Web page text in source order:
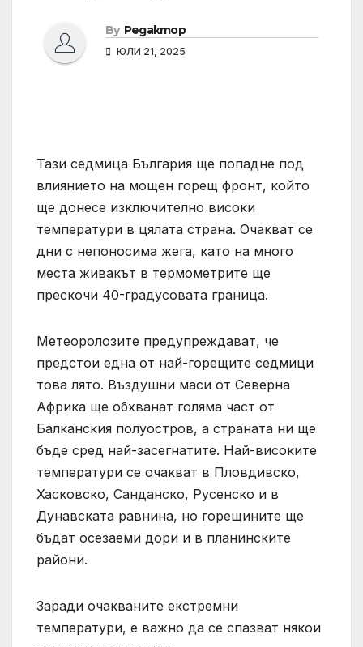
By Редактор
ЮЛИ 21, 2025
Тази седмица България ще попадне под
влиянието на мощен горещ фронт, който
ще донесе изключително високи
температури в цялата страна. Очакват се
дни с непоносима жега, като на много
места живакът в термометрите ще
прескочи 40-градусовата граница.
Метеоролозите предупреждават, че
предстои една от най-горещите седмици
това лято. Въздушни маси от Северна
Африка ще обхванат голяма част от
Балканския полуостров, а страната ни ще
бъде сред най-засегнатите. Най-високите
температури се очакват в Пловдивско,
Хасковско, Санданско, Русенско и в
Дунавската равнина, но горещините ще
бъдат осезаеми дори и в планинските
райони.
Заради очакваните екстремни
температури, е важно да се спазват някои